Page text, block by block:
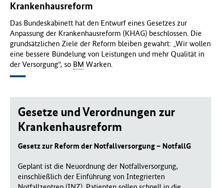
Krankenhausreform
Das Bundeskabinett hat den Entwurf eines Gesetzes zur
Anpassung der Krankenhausreform (KHAG) beschlossen. Die
grundsätzlichen Ziele der Reform bleiben gewahrt: „Wir wollen
eine bessere Bündelung von Leistungen und mehr Qualität in
der Versorgung“, so BM Warken.
Gesetze und Verordnungen zur
Krankenhausreform
Gesetz zur Reform der Notfallversorgung – NotfallG
Geplant ist die Neuordnung der Notfallversorgung,
einschließlich der Einführung von Integrierten